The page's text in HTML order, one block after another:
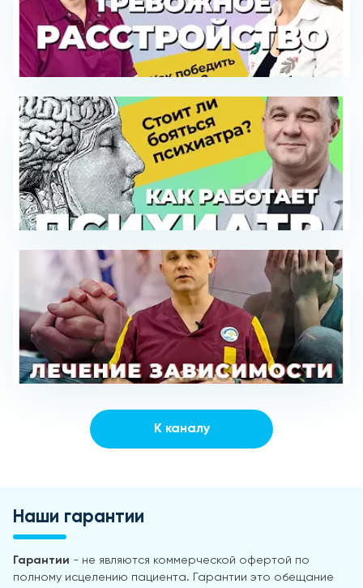
К каналу
Наши гарантии
Гарантии - не являются коммерческой офертой по
полному исцелению пациента. Гарантии это обещание